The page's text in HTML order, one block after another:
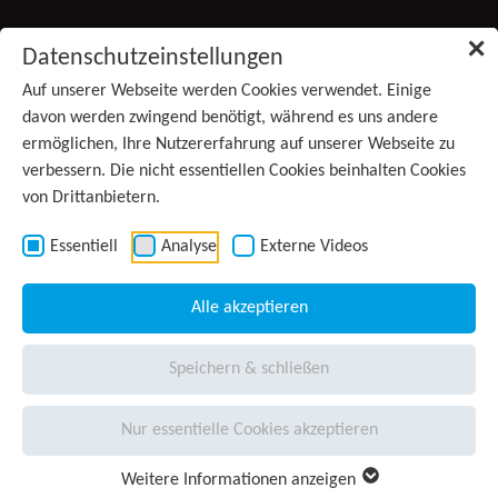
✕
Datenschutzeinstellungen
Auf unserer Webseite werden Cookies verwendet. Einige
davon werden zwingend benötigt, während es uns andere
ermöglichen, Ihre Nutzererfahrung auf unserer Webseite zu
verbessern. Die nicht essentiellen Cookies beinhalten Cookies
von Drittanbietern.
Essentiell Analyse Externe Videos
Alle akzeptieren
Speichern & schließen
Nur essentielle Cookies akzeptieren
Weitere Informationen anzeigen
Produkte
(aktiv)
Services
Unternehmen
Presse
Karriere